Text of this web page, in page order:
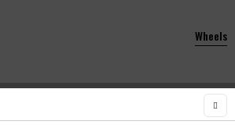
Wheels